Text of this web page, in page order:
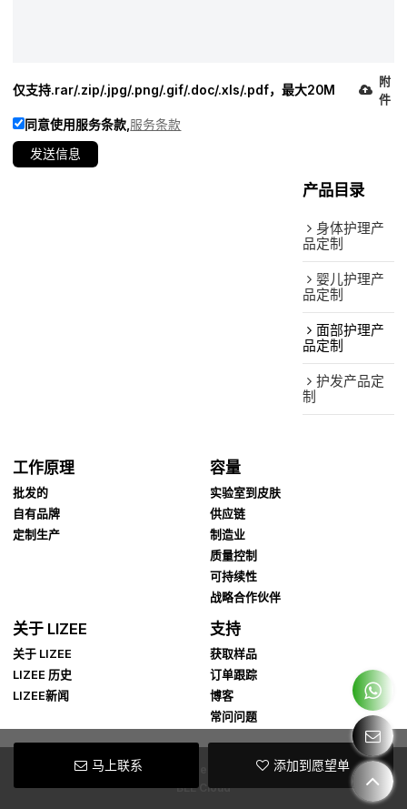
马上联系 添加到愿望单
仅支持.rar/.zip/.jpg/.png/.gif/.doc/.xls/.pdf，最大20M
附
件
同意使用服务条款, 服务条款
发送信息
产品目录
身体护理产
品定制
婴儿护理产
品定制
面部护理产
品定制
护发产品定
制
工作原理
批发的
自有品牌
定制生产
容量
实验室到皮肤
供应链
制造业
质量控制
可持续性
战略合作伙伴
关于 LIZEE
关于 LIZEE
LIZEE 历史
LIZEE新闻
支持
获取样品
订单跟踪
博客
常问问题
Copyright © 2026Guangzhou Lizee Cosmetics Co., Ltd.Support By
BEE Cloud